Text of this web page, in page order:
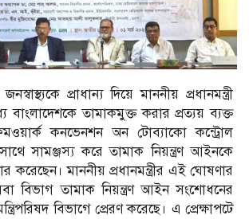
প্রাধান্য দিয়ে মাননীয় প্রধানমন্ত্রী
বাংলাদেশকে তামাকমুক্ত করার প্রত্যয় ব্যক্ত
কনভেনশন অন টোব্যাকো কন্ট্রোল
সামঞ্জস্য করে তামাক নিয়ন্ত্রণ আইনকে
করেছেন। মাননীয় প্রধানমন্ত্রীর এই ঘোষণার
বিভাগ তামাক নিয়ন্ত্রণ আইন সংশোধনের
বিভাগে প্রেরণ করেছে। এ প্রেক্ষাপটে